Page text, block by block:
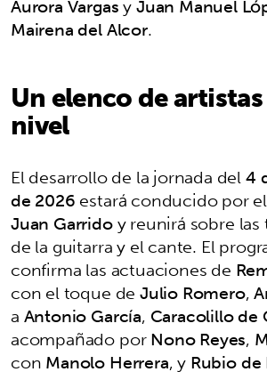
Aurora VargasyJuan Manuel
Mairena del Alcor.
Un elenco de
nivel
El desarrollo de la jornada del4
de 2026estará conducido por
Juan Garridoy reunirá sobre las
de la guitarra y el cante. El
confirma las actuaciones de
con el toque deJulio Romero,
aAntonio García, Caracolillo de
acompañado porNono Reyes,
conManolo Herrera, yRubio de